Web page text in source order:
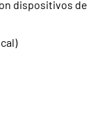
dispositivos de